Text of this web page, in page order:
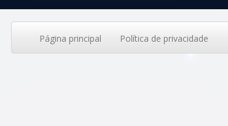
Página principal Política de privacidade